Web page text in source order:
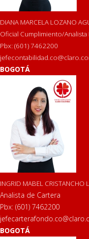
DIANA MARCELA LOZANO
Oficial Cumplimiento/
Pbx: (601) 7462200
BOGOTÁ
INGRID MABEL CRISTANCHO
Analista de Cartera
Pbx: (601) 7462200
BOGOTÁ